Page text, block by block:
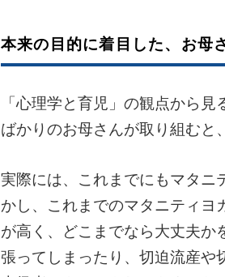
本来の目的に着目した、お母
「心理学と育児」の観点から
ばかりのお母さんが取り組むと
実際には、これまでにもマタニ
かし、これまでのマタニティヨ
が高く、どこまでなら大丈夫か
張ってしまったり、切迫流産や